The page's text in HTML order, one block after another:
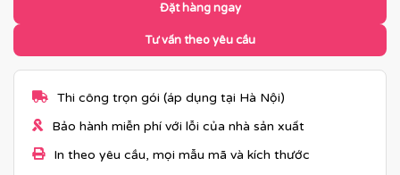
Đặt hàng ngay
Tư vấn theo yêu cầu
Thi công trọn gói (áp dụng tại Hà Nội)
Bảo hành miễn phí với lỗi của nhà sản xuất
In theo yêu cầu, mọi mẫu mã và kích thước